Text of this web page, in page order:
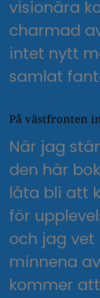
visionära
charmad
intet nytt
samlat
På västfronten
När jag
den här
låta bli att
för
och jag
minnena
kommer